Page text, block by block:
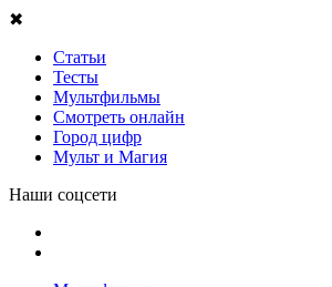
✖
Статьи
Тесты
Мультфильмы
Смотреть онлайн
Город цифр
Мульт и Магия
Наши соцсети